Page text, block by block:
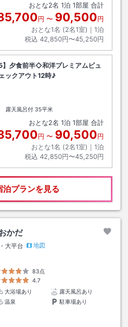
おとな2名 1泊 1部屋 合計
円 〜 90,500円
おとな1名 (2名1室)｜ 1泊
税込 42,850円〜45,250円
】夕食前半◇和洋プレミアムビュ
ックアウト12時♪
天風呂付 35平米
おとな2名 1泊 1部屋 合計
円 〜 90,500円
おとな1名 (2名1室)｜ 1泊
税込 42,850円〜45,250円
泊プランを見る
かだ
大平台
地図
83点
4.7
大浴場あり
露天風呂あり
温泉
駐車場あり